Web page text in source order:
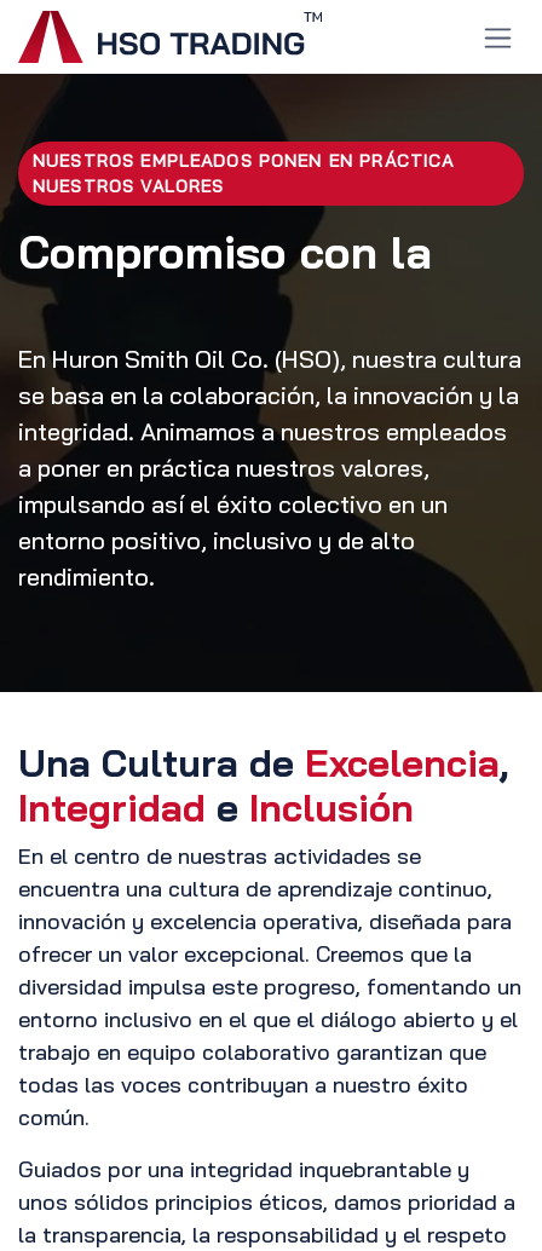
Ir al contenido
NUESTROS EMPLEADOS PONEN EN PRÁCTICA
NUESTROS VALORES
Compromiso con la
En Huron Smith Oil Co. (HSO), nuestra cultura
se basa en la colaboración, la innovación y la
integridad. Animamos a nuestros empleados
a poner en práctica nuestros valores,
impulsando así el éxito colectivo en un
entorno positivo, inclusivo y de alto
rendimiento.
Una Cultura de Excelencia,
Integridad e Inclusión
En el centro de nuestras actividades se
encuentra una cultura de aprendizaje continuo,
innovación y excelencia operativa, diseñada para
ofrecer un valor excepcional. Creemos que la
diversidad impulsa este progreso, fomentando un
entorno inclusivo en el que el diálogo abierto y el
trabajo en equipo colaborativo garantizan que
todas las voces contribuyan a nuestro éxito
común.
Guiados por una integridad inquebrantable y
unos sólidos principios éticos, damos prioridad a
la transparencia, la responsabilidad y el respeto